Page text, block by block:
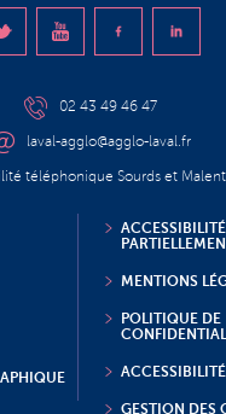
02 43 49 46 47
laval-agglo@agglo-laval.fr
téléphonique Sourds et
MENTIONS
POLITIQUE DE
ACCESSIBILITÉ
GESTION DES